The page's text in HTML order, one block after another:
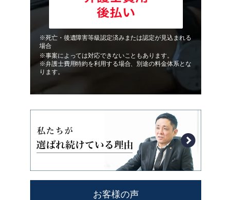
※死亡・後遺障害等級認定済みまたは認定が見込まれる
場合
※事案によっては対応できないこともあります。
※弁護士費用特約を利用する場合、別途の料金体系とな
ります。
お客様の声